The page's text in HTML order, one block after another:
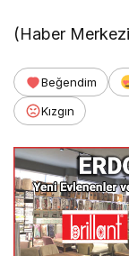
(Haber
Beğendim
Kızgın